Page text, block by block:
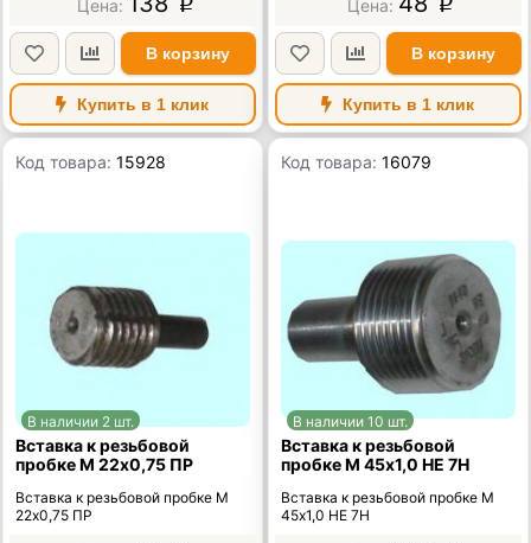
В корзину
Купить в 1 клик
В корзину
Купить в 1 клик
Код товара:15928
В наличии 2 шт.
Вставка к резьбовой
пробке М 22х0,75 ПР
Вставка к резьбовой пробке М
22х0,75 ПР
Код товара:16079
В наличии 10 шт.
Вставка к резьбовой
пробке М 45х1,0 НЕ 7Н
Вставка к резьбовой пробке М
45х1,0 НЕ 7Н